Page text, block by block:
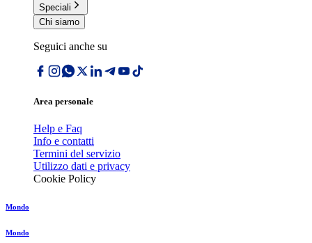
Speciali
Chi siamo
Seguici anche su
Area personale
Help e Faq
Info e contatti
Termini del servizio
Utilizzo dati e privacy
Cookie Policy
Mondo
Mondo